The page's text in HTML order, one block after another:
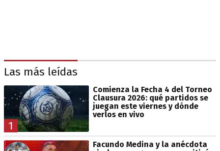
Las más leídas
1
Comienza la Fecha 4 del Torneo
Clausura 2026: qué partidos se
juegan este viernes y dónde
verlos en vivo
Facundo Medina y la anécdota